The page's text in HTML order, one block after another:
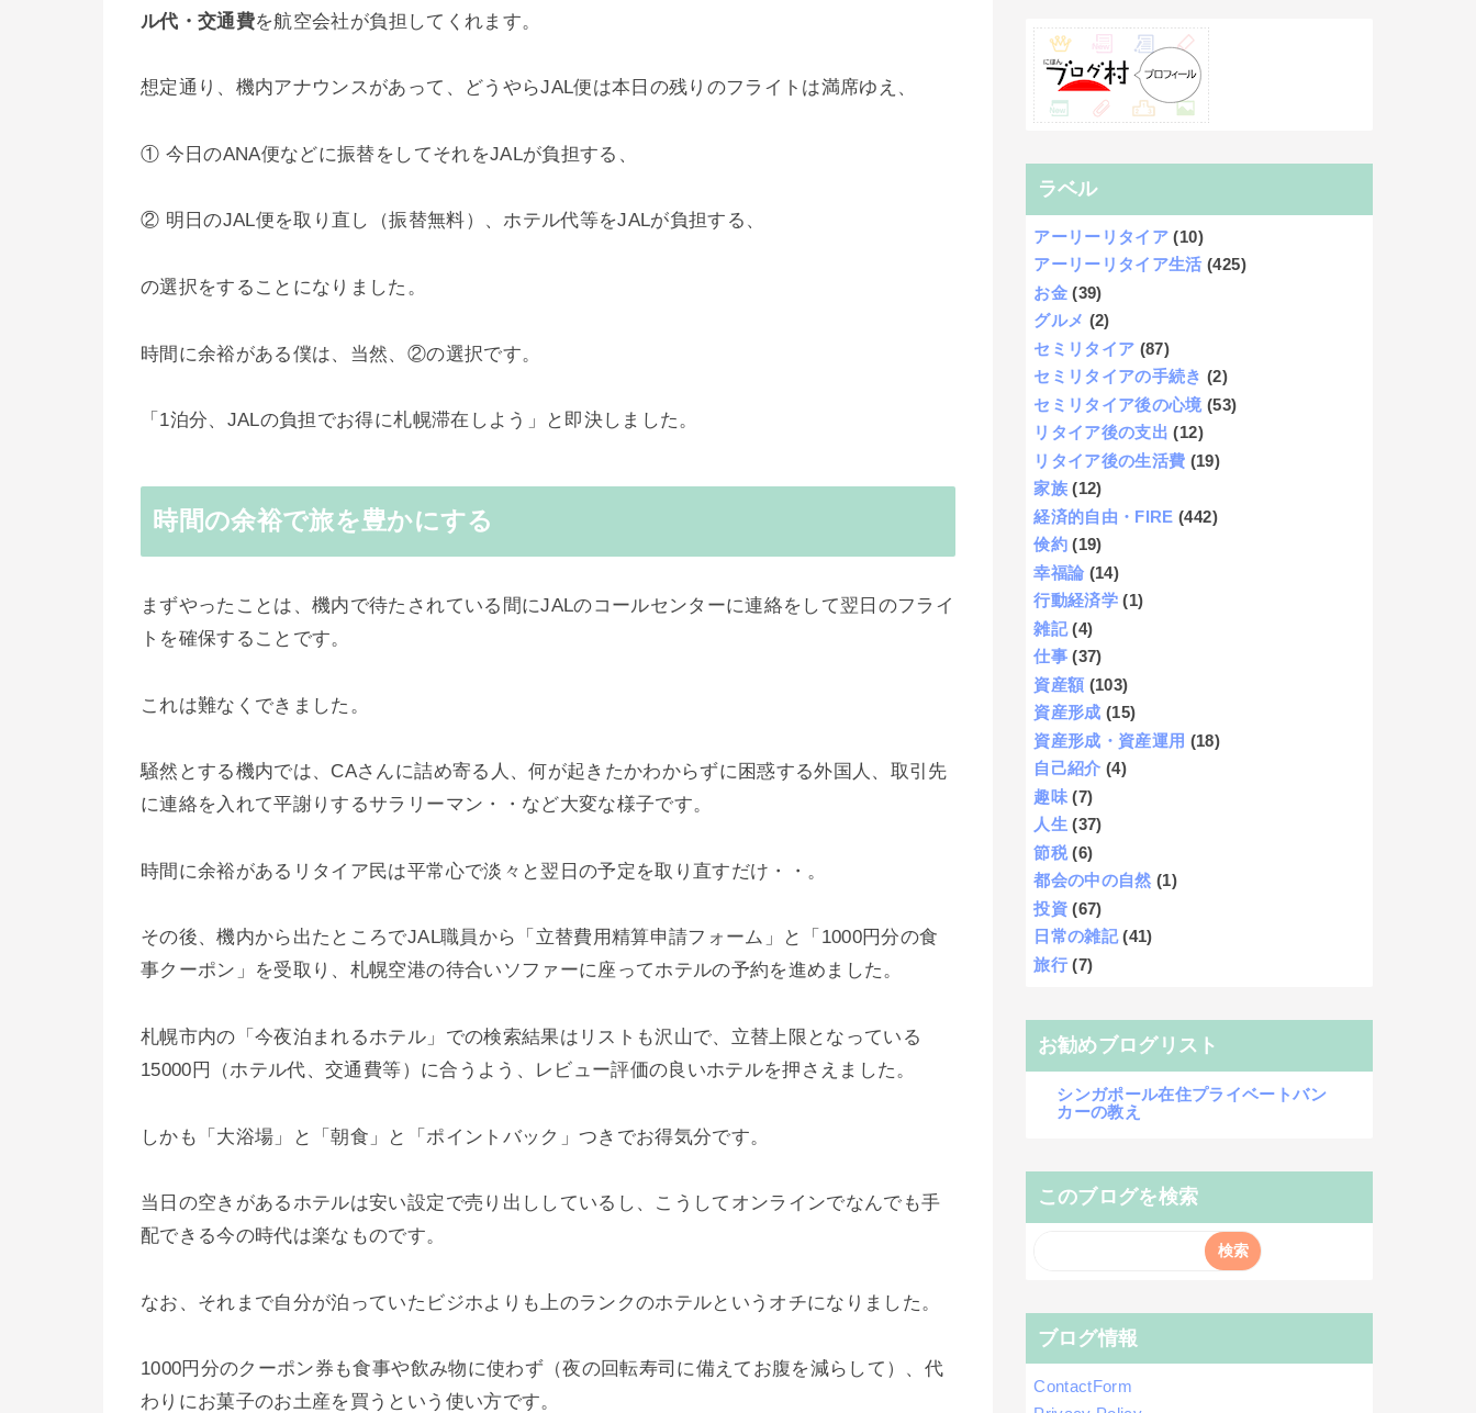
ル代・交通費を航空会社が負担してくれます。
想定通り、機内アナウンスがあって、どうやらJAL便は本日の残りのフライトは満席ゆえ、
① 今日のANA便などに振替をしてそれをJALが負担する、
② 明日のJAL便を取り直し（振替無料）、ホテル代等をJALが負担する、
の選択をすることになりました。
時間に余裕がある僕は、当然、②の選択です。
「1泊分、JALの負担でお得に札幌滞在しよう」と即決しました。
時間の余裕で旅を豊かにする
まずやったことは、機内で待たされている間にJALのコールセンターに連絡をして翌日のフライ
トを確保することです。
これは難なくできました。
騒然とする機内では、CAさんに詰め寄る人、何が起きたかわからずに困惑する外国人、取引先
に連絡を入れて平謝りするサラリーマン・・など大変な様子です。
時間に余裕があるリタイア民は平常心で淡々と翌日の予定を取り直すだけ・・。
その後、機内から出たところでJAL職員から「立替費用精算申請フォーム」と「1000円分の食
事クーポン」を受取り、札幌空港の待合いソファーに座ってホテルの予約を進めました。
札幌市内の「今夜泊まれるホテル」での検索結果はリストも沢山で、立替上限となっている
15000円（ホテル代、交通費等）に合うよう、レビュー評価の良いホテルを押さえました。
しかも「大浴場」と「朝食」と「ポイントバック」つきでお得気分です。
当日の空きがあるホテルは安い設定で売り出ししているし、こうしてオンラインでなんでも手
配できる今の時代は楽なものです。
なお、それまで自分が泊っていたビジホよりも上のランクのホテルというオチになりました。
1000円分のクーポン券も食事や飲み物に使わず（夜の回転寿司に備えてお腹を減らして）、代
わりにお菓子のお土産を買うという使い方です。
ラベル
アーリーリタイア (10)
アーリーリタイア生活 (425)
お金 (39)
グルメ (2)
セミリタイア (87)
セミリタイアの手続き (2)
セミリタイア後の心境 (53)
リタイア後の支出 (12)
リタイア後の生活費 (19)
家族 (12)
経済的自由・FIRE (442)
倹約 (19)
幸福論 (14)
行動経済学 (1)
雑記 (4)
仕事 (37)
資産額 (103)
資産形成 (15)
資産形成・資産運用 (18)
自己紹介 (4)
趣味 (7)
人生 (37)
節税 (6)
都会の中の自然 (1)
投資 (67)
日常の雑記 (41)
旅行 (7)
お勧めブログリスト
シンガポール在住プライベートバン
カーの教え
このブログを検索
ブログ情報
ContactForm